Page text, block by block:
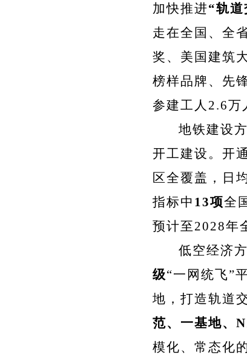
加快推进“轨
走在全国、全
奖、美国建筑
榜样品牌、先
参建工人2.6万
地铁建设方
开工建设。开
区全覆盖，日
指标中 13项全
预计至2028年
低空经济方
级“一网统飞”
地，打造轨道
范、一基地、
模化、常态化